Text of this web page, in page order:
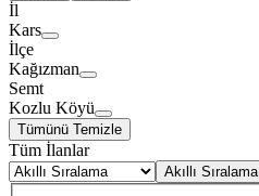
İl
Kars
İlçe
Kağızman
Semt
Kozlu Köyü
Tümünü Temizle
Tüm İlanlar
Akıllı Sıralama